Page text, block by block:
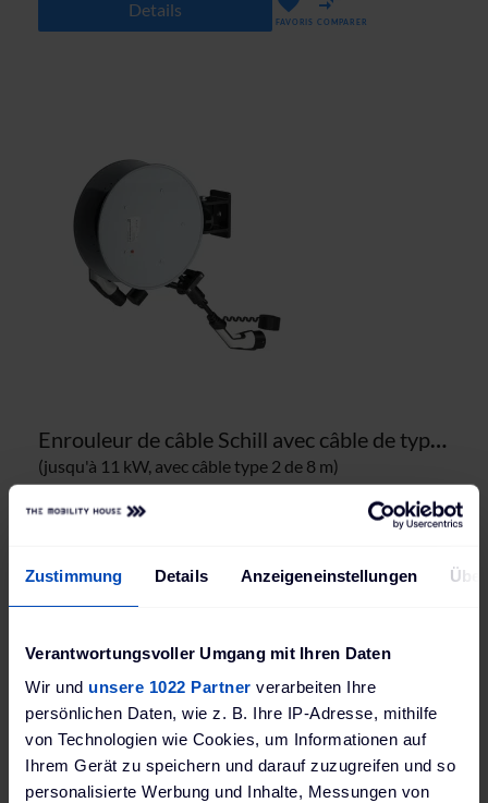
Zustimmung Details Anzeigeneinstellungen
Verantwortungsvoller Umgang mit Ihren Daten
Wir und unsere 1022 Partner verarbeiten Ihre
persönlichen Daten, wie z. B. Ihre IP-Adresse, mithilfe
von Technologien wie Cookies, um Informationen auf
Ihrem Gerät zu speichern und darauf zuzugreifen und so
personalisierte Werbung und Inhalte, Messungen von
Details
FAVORIS COMPARER
Enrouleur de câble Schill avec câble de type 2
(jusqu'à 11 kW, avec câble type 2 de 8 m)
1 619,00 €
incl. 20% TVAhors frais de livraison